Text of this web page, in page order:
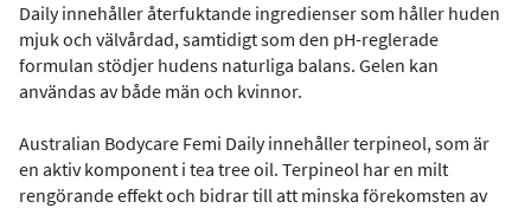
Daily innehåller återfuktande ingredienser som håller huden
mjuk och välvårdad, samtidigt som den pH-reglerade
formulan stödjer hudens naturliga balans. Gelen kan
användas av både män och kvinnor.
Australian Bodycare Femi Daily innehåller terpineol, som är
en aktiv komponent i tea tree oil. Terpineol har en milt
rengörande effekt och bidrar till att minska förekomsten av